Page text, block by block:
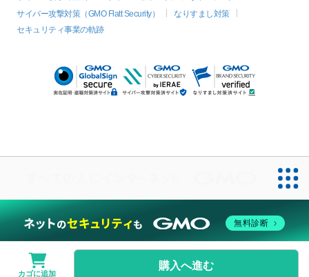
カゴに追加
購入へ進む
サイバー攻撃対策（GMO Flatt Security）
なりすまし対策
セキュリティ事業の軌跡
無料診断